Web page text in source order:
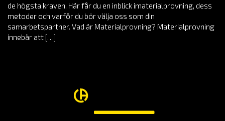
de högsta kraven. Här får du en inblick imaterialprovning, dess
metoder och varför du bör välja oss som din
samarbetspartner. Vad är Materialprovning? Materialprovning
innebär att […]